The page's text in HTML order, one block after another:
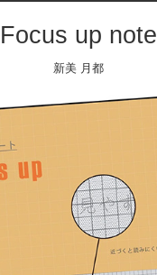
Focus up note
新美 月都